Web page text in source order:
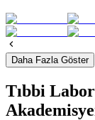
Daha Fazla Göster
Tıbbi